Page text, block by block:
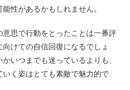
性があるかもしれません。
思で行動をとったことは一番評
けての自信回復になるでしょ
いつまでも迷っているよりも、
く姿はとても素敵で魅力的で